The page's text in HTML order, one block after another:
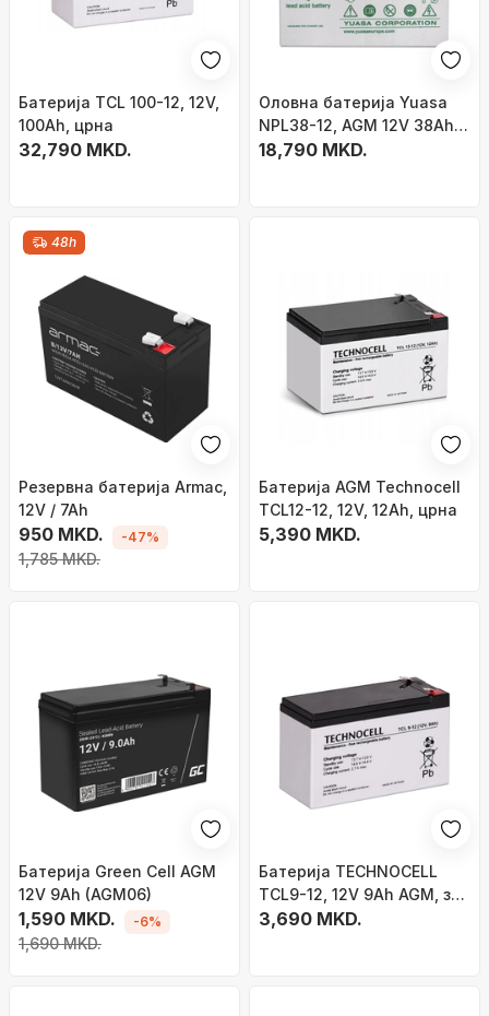
Батерија TCL 100-12, 12V,
100Ah, црна
32,790 MKD.
Оловна батерија Yuasa
NPL38-12, AGM 12V 38Ah,
без одржување, со
18,790 MKD.
48h
Резервна батерија Armac,
12V / 7Ah
950 MKD.
1,785 MKD.
-47%
Батерија AGM Technocell
TCL12-12, 12V, 12Ah, црна
5,390 MKD.
Батерија Green Cell AGM
12V 9Ah (AGM06)
1,590 MKD.
1,690 MKD.
-6%
Батерија TECHNOCELL
TCL9-12, 12V 9Ah AGM, за
UPS и аларми, црна
3,690 MKD.